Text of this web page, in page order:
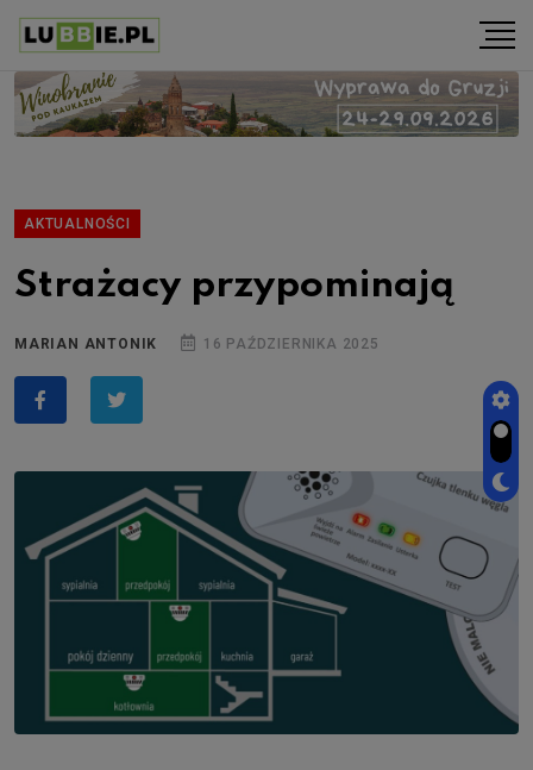
AKTUALNOŚCI
Strażacy przypominają
MARIAN ANTONIK 16 PAŹDZIERNIKA 2025